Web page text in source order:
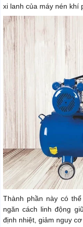
xi lanh của máy nén khí
Thành phần này có
ngăn cách linh động
định nhiệt, giảm nguy